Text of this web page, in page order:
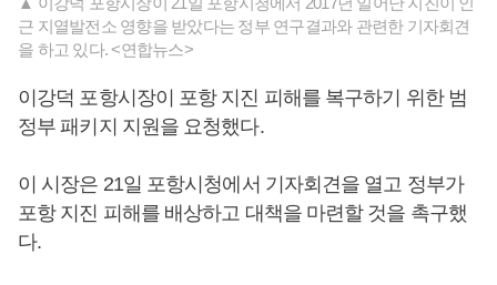
근 지열발전소 영향을 받았다는 정부 연구결과와 관련한 기자회견
을 하고 있다. <연합뉴스>
이강덕 포항시장이 포항 지진 피해를 복구하기 위한 범
정부 패키지 지원을 요청했다.
이 시장은 21일 포항시청에서 기자회견을 열고 정부가
포항 지진 피해를 배상하고 대책을 마련할 것을 촉구했
다.